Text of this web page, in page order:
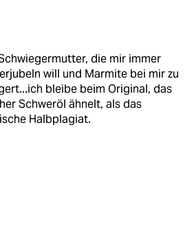
die mir immer
will und Marmite bei mir zu
bleibe beim Original, das
Schweröl ähnelt, als das
Halbplagiat.